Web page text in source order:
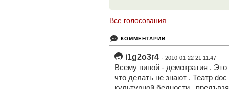
Все голосования
КОММЕНТАРИИ
i1g2o3r4 · 2010-01-22 21:11:47
Всему виной - демократия . Это
что делать не знают . Театр